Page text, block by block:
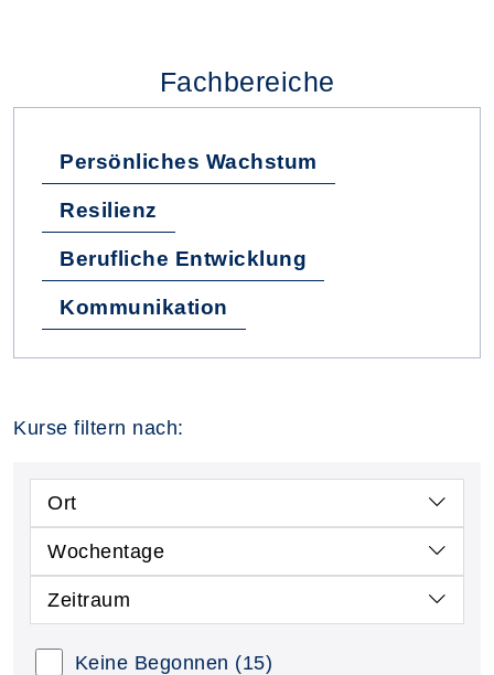
Fachbereiche
Persönliches Wachstum
Resilienz
Berufliche Entwicklung
Kommunikation
Kurse filtern nach:
Ort
Wochentage
Zeitraum
Keine Begonnen (15)